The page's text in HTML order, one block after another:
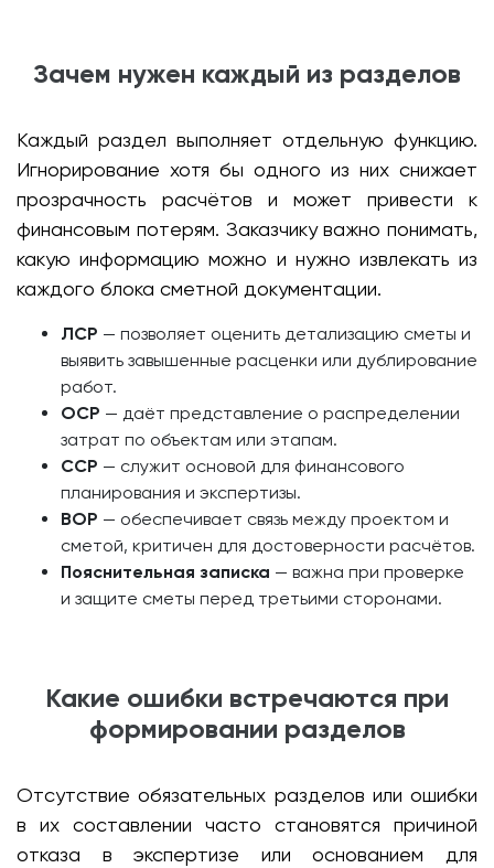
Зачем нужен каждый из разделов
Каждый раздел выполняет отдельную функцию.
Игнорирование хотя бы одного из них снижает
прозрачность расчётов и может привести к
финансовым потерям. Заказчику важно понимать,
какую информацию можно и нужно извлекать из
каждого блока сметной документации.
ЛСР — позволяет оценить детализацию сметы и
выявить завышенные расценки или дублирование
работ.
ОСР — даёт представление о распределении
затрат по объектам или этапам.
ССР — служит основой для финансового
планирования и экспертизы.
ВОР — обеспечивает связь между проектом и
сметой, критичен для достоверности расчётов.
Пояснительная записка — важна при проверке
и защите сметы перед третьими сторонами.
Какие ошибки встречаются при
формировании разделов
Отсутствие обязательных разделов или ошибки
в их составлении часто становятся причиной
отказа в экспертизе или основанием для